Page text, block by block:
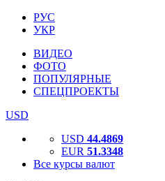
РУС
УКР
ВИДЕО
ФОТО
ПОПУЛЯРНЫЕ
СПЕЦПРОЕКТЫ
USD
USD 44.4869
EUR 51.3348
Все курсы валют